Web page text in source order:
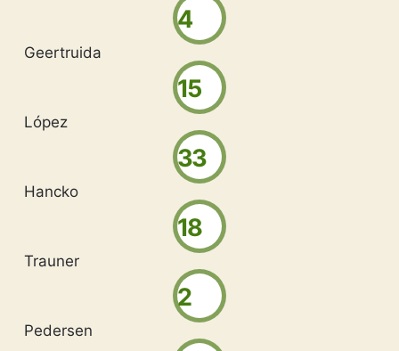
4
Geertruida
15
López
33
Hancko
18
Trauner
2
Pedersen